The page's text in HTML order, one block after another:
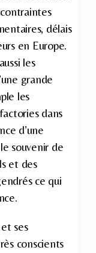
délais
en Europe.
les
grande
les
dans
d’une
souvenir de
et des
ce qui
ses
conscients